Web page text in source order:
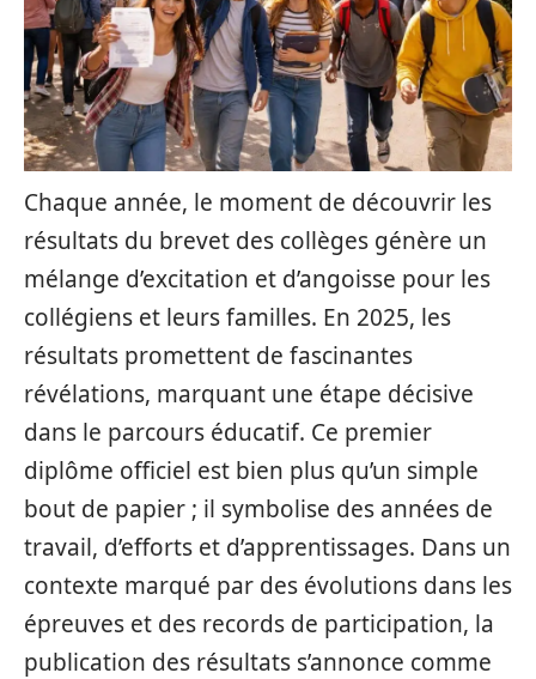
Chaque année, le moment de découvrir les
résultats du brevet des collèges génère un
mélange d’excitation et d’angoisse pour les
collégiens et leurs familles. En 2025, les
résultats promettent de fascinantes
révélations, marquant une étape décisive
dans le parcours éducatif. Ce premier
diplôme officiel est bien plus qu’un simple
bout de papier ; il symbolise des années de
travail, d’efforts et d’apprentissages. Dans un
contexte marqué par des évolutions dans les
épreuves et des records de participation, la
publication des résultats s’annonce comme